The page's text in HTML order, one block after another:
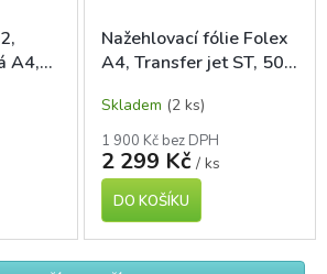
A4,
Nažehlovací fólie Folex
A4, Transfer jet ST, 50
Skladem (2 ks)
1 900 Kč bez DPH
2 299 Kč / ks
DO KOŠÍKU